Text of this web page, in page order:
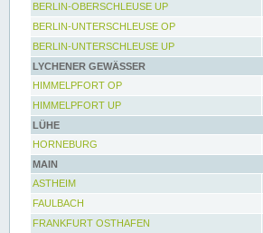
BERLIN-OBERSCHLEUSE UP
BERLIN-UNTERSCHLEUSE OP
BERLIN-UNTERSCHLEUSE UP
LYCHENER GEWÄSSER
HIMMELPFORT OP
HIMMELPFORT UP
LÜHE
HORNEBURG
MAIN
ASTHEIM
FAULBACH
FRANKFURT OSTHAFEN